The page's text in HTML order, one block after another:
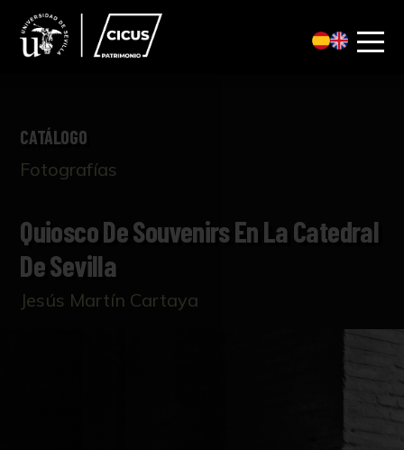
CATÁLOGO
Fotografías
Quiosco De Souvenirs En La Catedral
De Sevilla
Jesús Martín Cartaya